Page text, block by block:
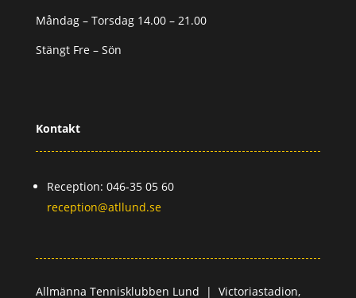
Måndag – Torsdag 14.00 – 21.00
Stängt Fre – Sön
Kontakt
Reception: 046-35 05 60
reception@atllund.se
Allmänna Tennisklubben Lund | Victoriastadion,